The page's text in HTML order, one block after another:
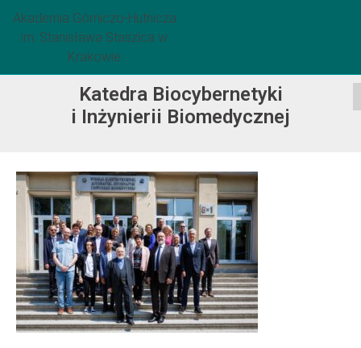
Akademia Górniczo-Hutnicza
im. Stanisława Staszica w
Krakowie
Katedra Biocybernetyki
i Inżynierii Biomedycznej